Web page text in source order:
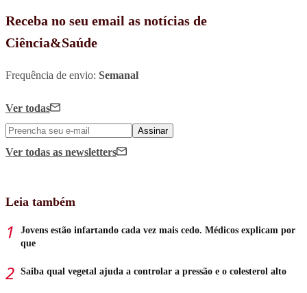
Receba no seu email as notícias de
Ciência&Saúde
Frequência de envio: Semanal
Ver todas
Assinar
Ver todas as newsletters
Leia também
Jovens estão infartando cada vez mais cedo. Médicos explicam por
que
Saiba qual vegetal ajuda a controlar a pressão e o colesterol alto